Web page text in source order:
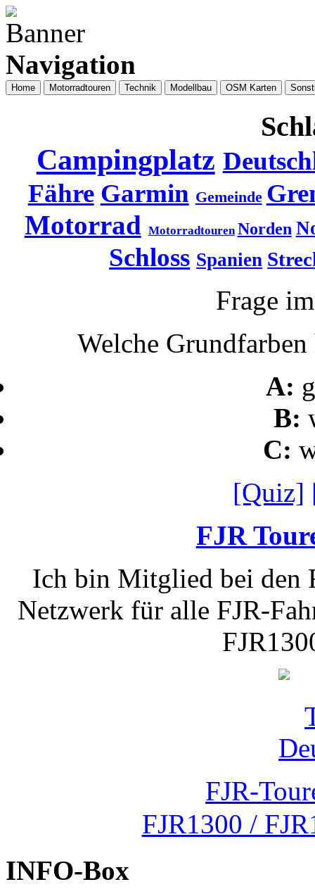
Navigation
Home Motorradtouren Technik Modellbau OSM Karten
Campingplatz
Fähre Garmin Gemeinde
Motorrad Motorradtouren Norden
Schloss Spanien
Frage
Welche Grundfarben
A:
B:
C:
[Quiz]
FJR
Ich bin Mitglied bei den
Netzwerk für alle FJR-
FJR-
FJR1300 /
INFO-Box